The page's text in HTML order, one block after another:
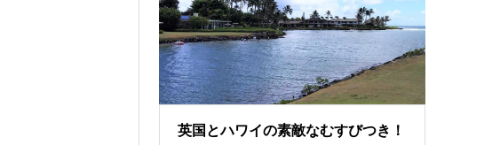
英国とハワイの素敵なむすびつき！